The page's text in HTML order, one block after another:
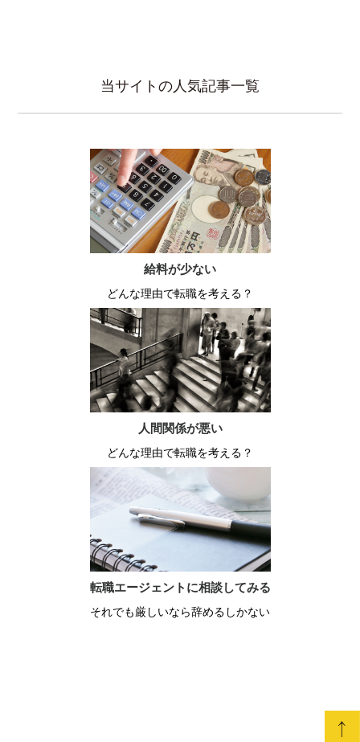
当サイトの人気記事一覧
給料が少ない
どんな理由で転職を考える？
人間関係が悪い
どんな理由で転職を考える？
転職エージェントに相談してみる
それでも厳しいなら辞めるしかない